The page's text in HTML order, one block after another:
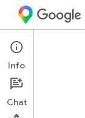
iOS
Guide
Info
Chat